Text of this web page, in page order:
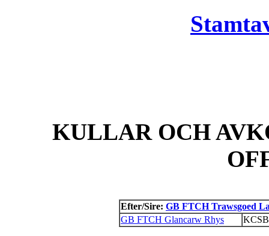
KULLAR OCH
Efter/Sire: GB FTCH Trawsgoed
GB FTCH Glancarw Rhys